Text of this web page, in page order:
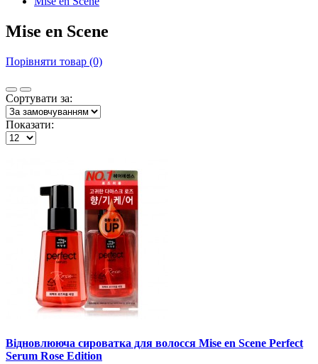
Mise en Scene
Порівняти товар (0)
Сортувати за:
Показати:
Відновлююча сироватка для волосся Mise en Scene Perfect
Serum Rose Edition